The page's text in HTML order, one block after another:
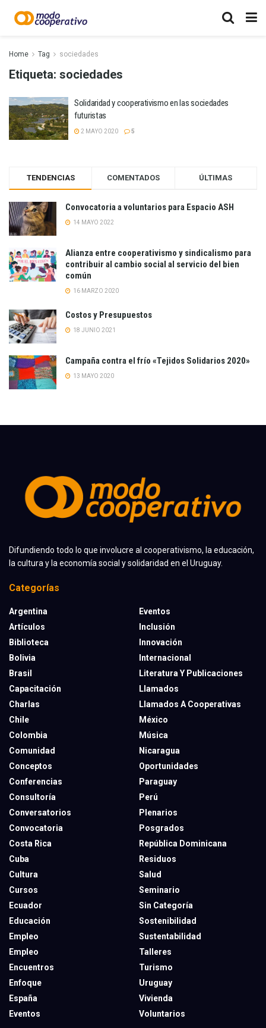
Home Tag sociedades
Etiqueta: sociedades
Solidaridad y cooperativismo en las sociedades
futuristas
2 MAYO 2020 5
TENDENCIAS COMENTADOS ÚLTIMAS
Convocatoria a voluntarios para Espacio ASH
14 MAYO 2022
Alianza entre cooperativismo y sindicalismo para
contribuir al cambio social al servicio del bien
común
16 MARZO 2020
Costos y Presupuestos
18 JUNIO 2021
Campaña contra el frío «Tejidos Solidarios 2020»
13 MAYO 2020
Difundiendo todo lo que involucre al cooperativismo, la educación,
la cultura y la economía social y solidaridad en el Uruguay.
Categorías
Argentina
Artículos
Biblioteca
Bolivia
Brasil
Capacitación
Charlas
Chile
Colombia
Comunidad
Conceptos
Conferencias
Consultoría
Conversatorios
Convocatoria
Costa Rica
Cuba
Cultura
Cursos
Ecuador
Educación
Empleo
Empleo
Encuentros
Enfoque
España
Eventos
Eventos
Inclusión
Innovación
Internacional
Literatura Y Publicaciones
Llamados
Llamados A Cooperativas
México
Música
Nicaragua
Oportunidades
Paraguay
Perú
Plenarios
Posgrados
República Dominicana
Residuos
Salud
Seminario
Sin Categoría
Sostenibilidad
Sustentabilidad
Talleres
Turismo
Uruguay
Vivienda
Voluntarios